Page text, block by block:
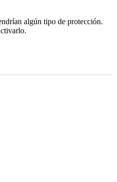
algún tipo de protección.